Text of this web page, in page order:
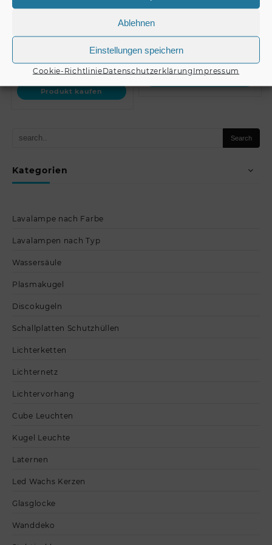
Ablehnen
Einstellungen speichern
Cookie-RichtlinieDatenschutzerklärung Impressum
Kategorien
Lavalampe nach Farbe
Lavalampen nach Typ
Wassersäule
Plasmakugel
Discokugeln
Schallplatten Schutzhüllen
Lichterketten
Lichternetz
Lichtervorhang
Cube Leuchten
Kugel Leuchte
Laternen
Led Wachs Kerzen
Glasglocke
Wanddeko
Produkt kaufen
€69,90
Produkt kaufen